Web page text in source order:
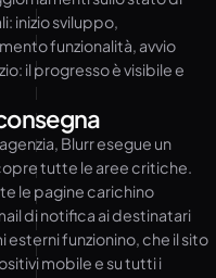
inizio sviluppo,
funzionalità, avvio
il progresso è visibile e
Blurr esegue un
tutte le aree critiche.
le pagine carichino
di notifica ai destinatari
funzionino, che il sito
mobile e su tutti i